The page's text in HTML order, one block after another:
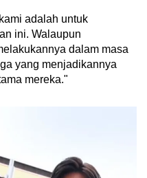
adalah untuk
ini. Walaupun
dalam masa
yang menjadikannya
mereka."